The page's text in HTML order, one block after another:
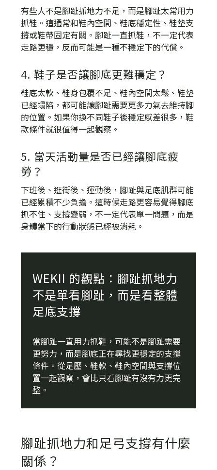
有些人不是腳趾抓地力不足，而是腳趾太常用力
抓鞋。這通常和鞋內空間、鞋底穩定性、鞋墊支
撐或鞋帶固定有關。腳趾一直抓鞋，不一定代表
走路更穩，反而可能是一種不穩定下的代償。
4. 鞋子是否讓腳底更難穩定？
鞋底太軟、鞋身包覆不足、鞋內空間太鬆、鞋墊
已經塌陷，都可能讓腳趾需要更多力氣去維持腳
的位置。如果你換不同鞋子後穩定感差很多，鞋
款條件就很值得一起觀察。
5. 當天活動量是否已經讓腳底疲
勞？
下班後、逛街後、運動後，腳趾與足底肌群可能
已經累積不少負擔。這時候走路更容易覺得腳底
抓不住、支撐變弱，不一定代表單一問題，而是
身體當下的行動狀態已經被消耗。
WEKII 的觀點：腳趾抓地力
不是單看腳趾，而是看整體
足底支撐
當腳趾一直用力抓鞋，可能不是腳趾需要
更努力，而是腳底正在尋找更穩定的支撐
條件。從足壓、鞋款、鞋內空間與支撐位
置一起觀察，會比只看腳趾有沒有力更完
整。
腳趾抓地力和足弓支撐有什麼
關係？